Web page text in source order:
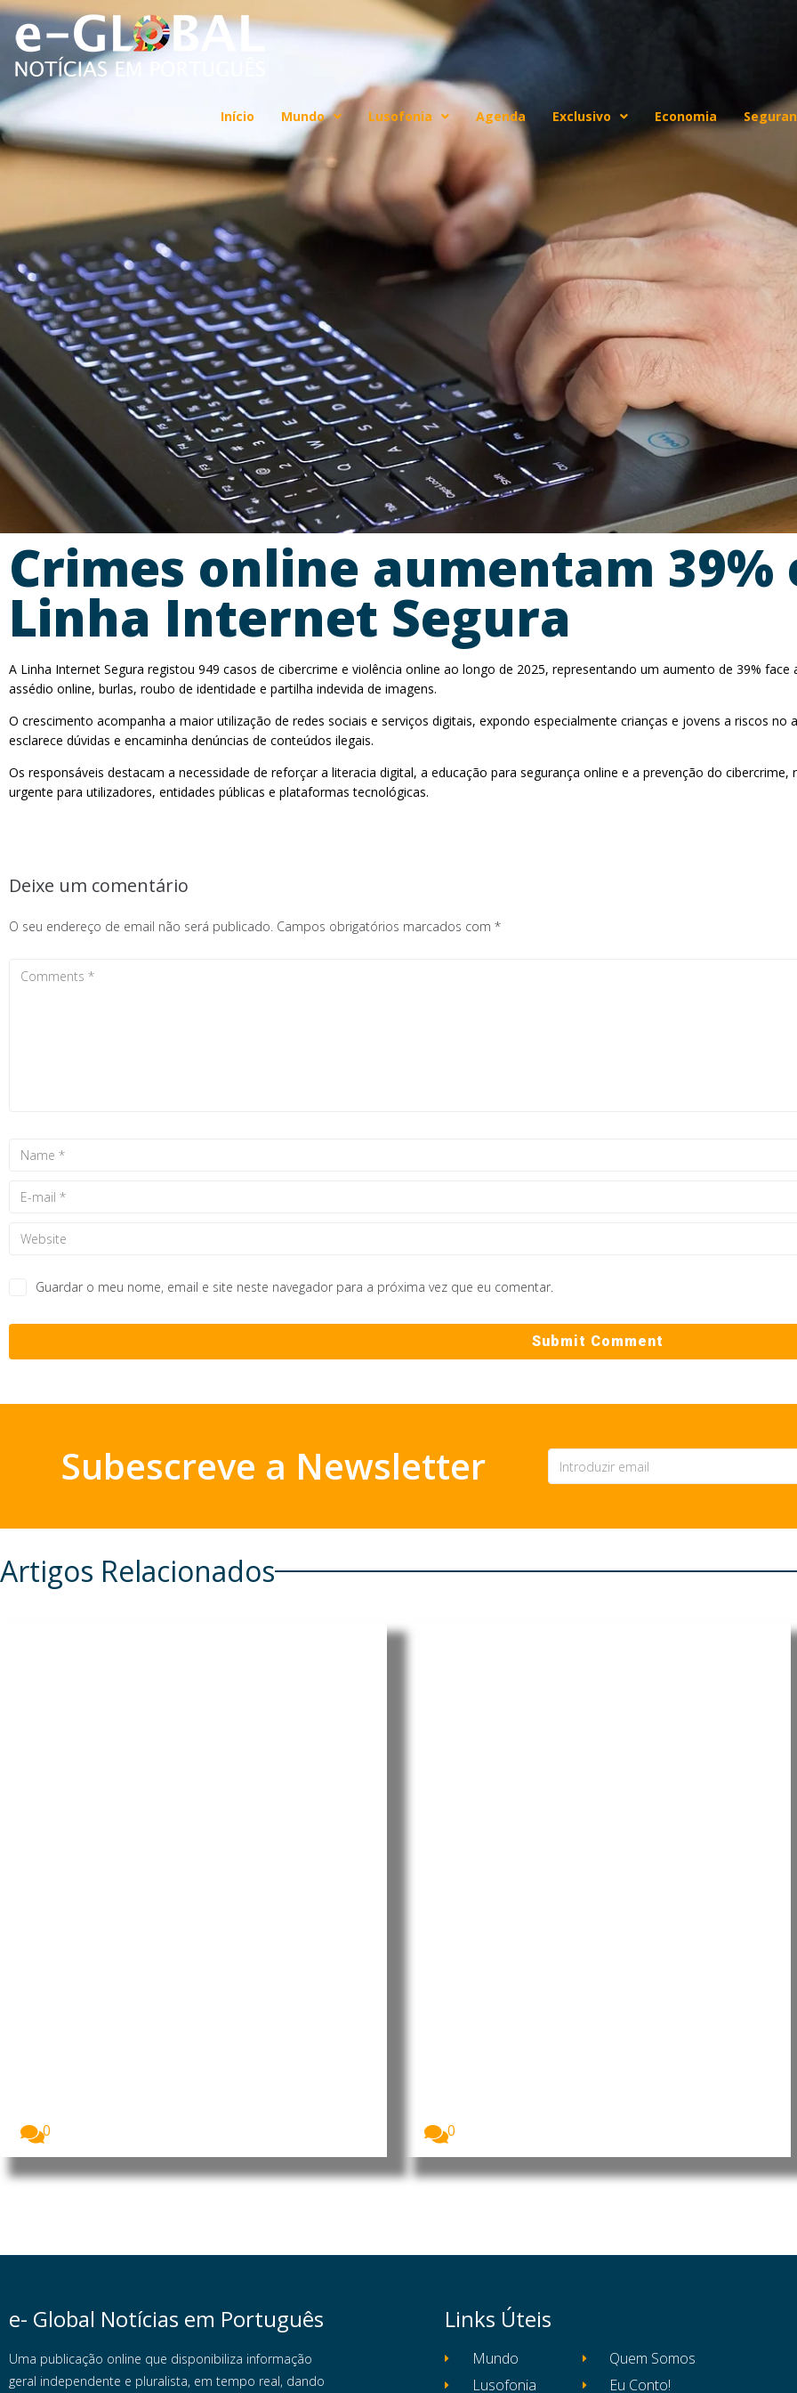
Início Mundo Lusofonia Agenda Exclusivo Economia
Crimes online aumentam 39%
Linha Internet Segura
A Linha Internet Segura registou 949 casos de cibercrime e violência online ao longo de 2025, representando um aumento de 39%
assédio online, burlas, roubo de identidade e partilha indevida de imagens.
O crescimento acompanha a maior utilização de redes sociais e serviços digitais, expondo especialmente crianças e jovens a riscos
esclarece dúvidas e encaminha denúncias de conteúdos ilegais.
Os responsáveis destacam a necessidade de reforçar a literacia digital, a educação para segurança online e a prevenção do
urgente para utilizadores, entidades públicas e plataformas tecnológicas.
Deixe um comentário
O seu endereço de email não será publicado. Campos obrigatórios marcados com *
Guardar o meu nome, email e site neste navegador para a próxima vez que eu comentar.
Subescreve a Newsletter
Artigos Relacionados
0
0
e- Global Notícias em Português
Uma publicação online que disponibiliza informação
geral independente e pluralista, em tempo real, dando
Links Úteis
Mundo
Lusofonia
Quem Somos
Eu Conto!